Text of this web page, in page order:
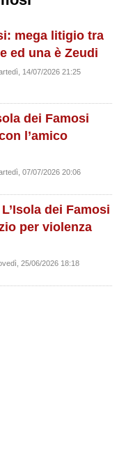
mega litigio tra
ed una è Zeudi
14/07/2026 21:25
dei Famosi
l’amico
07/07/2026 20:06
dei Famosi
per violenza
25/06/2026 18:18